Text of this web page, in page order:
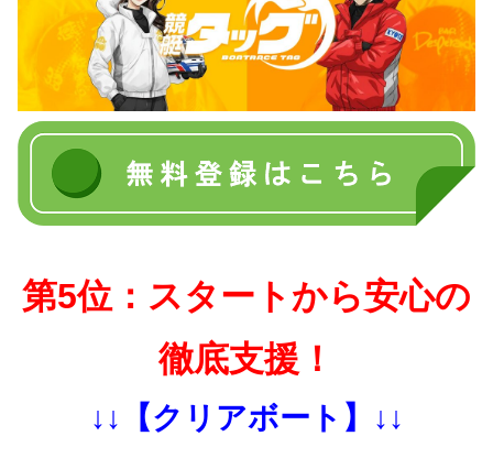
第5位：スタートから安心の
徹底支援！
↓↓【クリアボート】↓↓